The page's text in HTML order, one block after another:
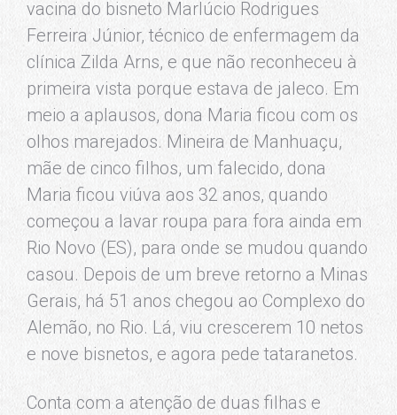
vacina do bisneto Marlúcio Rodrigues
Ferreira Júnior, técnico de enfermagem da
clínica Zilda Arns, e que não reconheceu à
primeira vista porque estava de jaleco. Em
meio a aplausos, dona Maria ficou com os
olhos marejados. Mineira de Manhuaçu,
mãe de cinco filhos, um falecido, dona
Maria ficou viúva aos 32 anos, quando
começou a lavar roupa para fora ainda em
Rio Novo (ES), para onde se mudou quando
casou. Depois de um breve retorno a Minas
Gerais, há 51 anos chegou ao Complexo do
Alemão, no Rio. Lá, viu crescerem 10 netos
e nove bisnetos, e agora pede tataranetos.
Conta com a atenção de duas filhas e